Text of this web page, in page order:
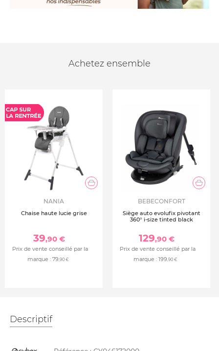
Achetez ensemble
NANIA
Chaise haute lucie grise
39,90 €
Prix de vente conseillé par la
marque : 79 ,90 €
BEBECONFORT
Siège auto evolufix pivotant
360° i-size tinted black
129,90 €
Prix de vente conseillé par la
marque : 199 ,90 €
Descriptif